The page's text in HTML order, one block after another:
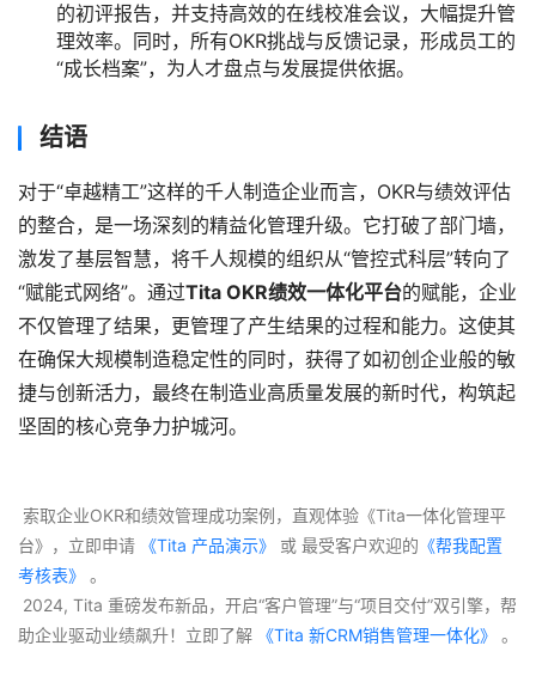
的初评报告，并支持高效的在线校准会议，大幅提升管
理效率。同时，所有OKR挑战与反馈记录，形成员工的
“成长档案”，为人才盘点与发展提供依据。
结语
对于“卓越精工”这样的千人制造企业而言，OKR与绩效评估
的整合，是一场深刻的精益化管理升级。它打破了部门墙，
激发了基层智慧，将千人规模的组织从“管控式科层”转向了
“赋能式网络”。通过Tita OKR绩效一体化平台的赋能，企业
不仅管理了结果，更管理了产生结果的过程和能力。这使其
在确保大规模制造稳定性的同时，获得了如初创企业般的敏
捷与创新活力，最终在制造业高质量发展的新时代，构筑起
坚固的核心竞争力护城河。
台》，立即申请 《Tita 产品演示》 或 最受客户欢迎的 《帮我配置
考核表》
。
助企业驱动业绩飙升！立即了解 《Tita 新CRM销售管理一体化》 。